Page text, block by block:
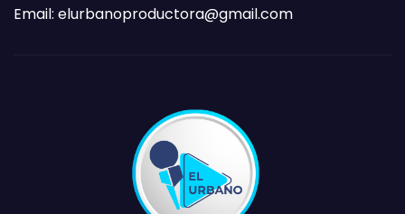
Email: elurbanoproductora@gmail.com